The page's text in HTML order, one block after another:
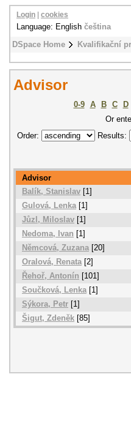
DSpace Home Kvalifikační
Login cookies
Language: English čeština
Advisor
0-9 A B C D
Or
Order:
Results:
Advisor
Balík, Stanislav [1]
Gulová, Lenka[1]
Jůzl, Miloslav [1]
Nedoma, Ivan [1]
Němcová, Zuzana [20]
Oralová, Renata[2]
Řehoř, Antonín [101]
Součková, Lenka[1]
Sýkora, Petr [1]
Šigut, Zdeněk [85]